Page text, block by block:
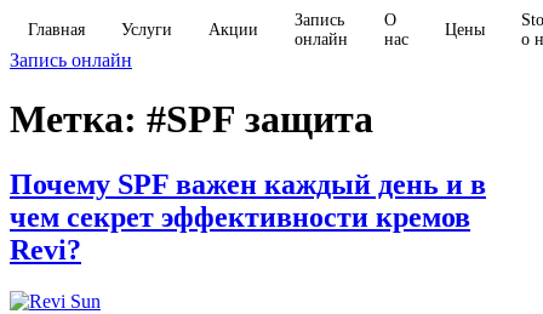
Главная Услуги Акции
Запись
онлайн
О
нас
Цены
о
Запись онлайн
Метка: #SPF защита
Почему SPF важен каждый день и в
чем секрет эффективности кремов
Revi?